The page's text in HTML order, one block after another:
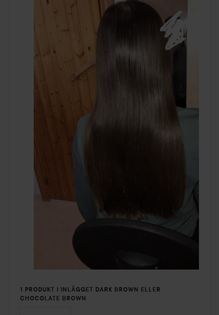
1 PRODUKT I INLÄGGET DARK BROWN ELLER
CHOCOLATE BROWN